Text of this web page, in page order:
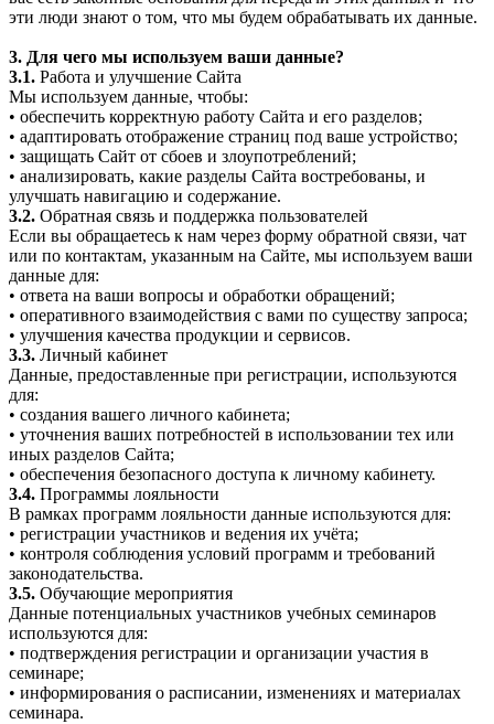
эти люди знают о том, что мы будем обрабатывать их данные.
3. Для чего мы используем ваши данные?
3.1. Работа и улучшение Сайта
Мы используем данные, чтобы:
• обеспечить корректную работу Сайта и его разделов;
• адаптировать отображение страниц под ваше устройство;
• защищать Сайт от сбоев и злоупотреблений;
• анализировать, какие разделы Сайта востребованы, и
улучшать навигацию и содержание.
3.2. Обратная связь и поддержка пользователей
Если вы обращаетесь к нам через форму обратной связи, чат
или по контактам, указанным на Сайте, мы используем ваши
данные для:
• ответа на ваши вопросы и обработки обращений;
• оперативного взаимодействия с вами по существу запроса;
• улучшения качества продукции и сервисов.
3.3. Личный кабинет
Данные, предоставленные при регистрации, используются
для:
• создания вашего личного кабинета;
• уточнения ваших потребностей в использовании тех или
иных разделов Сайта;
• обеспечения безопасного доступа к личному кабинету.
3.4. Программы лояльности
В рамках программ лояльности данные используются для:
• регистрации участников и ведения их учёта;
• контроля соблюдения условий программ и требований
законодательства.
3.5. Обучающие мероприятия
Данные потенциальных участников учебных семинаров
используются для:
• подтверждения регистрации и организации участия в
семинаре;
• информирования о расписании, изменениях и материалах
семинара.